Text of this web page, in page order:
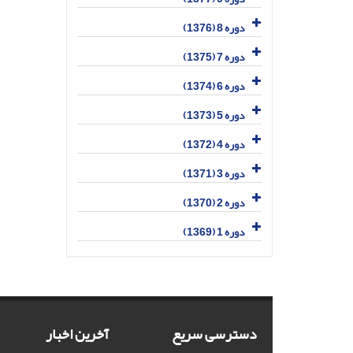
دوره 8 (1376)
دوره 7 (1375)
دوره 6 (1374)
دوره 5 (1373)
دوره 4 (1372)
دوره 3 (1371)
دوره 2 (1370)
دوره 1 (1369)
دسترسی سریع آخرین اخبار